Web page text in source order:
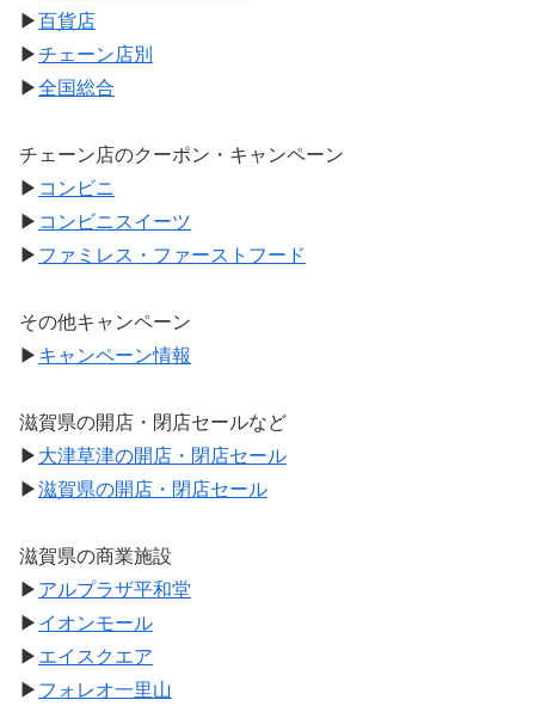
▶百貨店
▶チェーン店別
▶全国総合
チェーン店のクーポン・キャンペーン
▶ コンビニ
▶ コンビニスイーツ
▶ ファミレス・ファーストフード
その他キャンペーン
▶ キャンペーン情報
滋賀県の開店・閉店セールなど
▶ 大津草津の開店・閉店セール
▶滋賀県の開店・閉店セール
滋賀県の商業施設
▶ アルプラザ平和堂
▶ イオンモール
▶ エイスクエア
▶ フォレオ一里山